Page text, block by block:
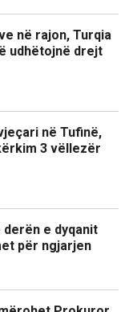
në rajon, Turqia
udhëtojnë drejt
në Tufinë,
3 vëllezër
e dyqanit
për ngjarjen